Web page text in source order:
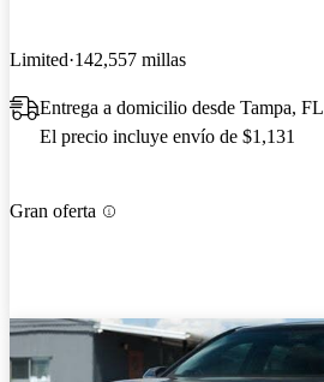
Limited 142,557 millas
Entrega a domicilio desde Tampa, FL
El precio incluye envío de $1,131
Gran oferta